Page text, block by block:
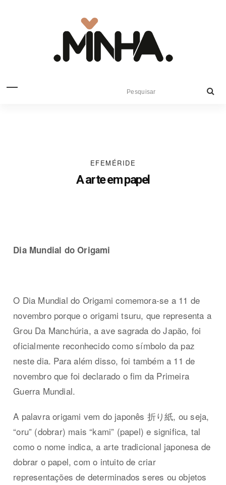
EFEMÉRIDE
A arte em papel
Dia Mundial do Origami
O Dia Mundial do Origami comemora-se a 11 de
novembro porque o origami tsuru, que representa a
Grou Da Manchúria, a ave sagrada do Japão, foi
oficialmente reconhecido como símbolo da paz
neste dia. Para além disso, foi também a 11 de
novembro que foi declarado o fim da Primeira
Guerra Mundial.
A palavra origami vem do japonês 折り紙, ou seja,
“oru” (dobrar) mais “kami” (papel) e significa, tal
como o nome indica, a arte tradicional japonesa de
dobrar o papel, com o intuito de criar
representações de determinados seres ou objetos